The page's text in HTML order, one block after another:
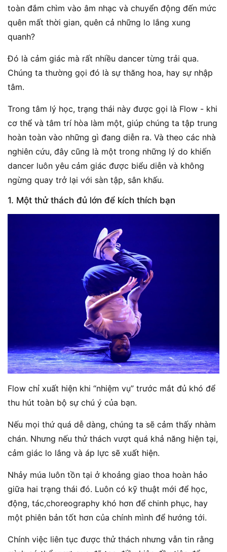
toàn đắm chìm vào âm nhạc và chuyển động đến mức
quên mất thời gian, quên cả những lo lắng xung
quanh?
Đó là cảm giác mà rất nhiều dancer từng trải qua.
Chúng ta thường gọi đó là sự thăng hoa, hay sự nhập
tâm.
Trong tâm lý học, trạng thái này được gọi là Flow - khi
cơ thể và tâm trí hòa làm một, giúp chúng ta tập trung
hoàn toàn vào những gì đang diễn ra. Và theo các nhà
nghiên cứu, đây cũng là một trong những lý do khiến
dancer luôn yêu cảm giác được biểu diễn và không
ngừng quay trở lại với sàn tập, sân khấu.
1. Một thử thách đủ lớn để kích thích bạn
Flow chỉ xuất hiện khi “nhiệm vụ” trước mắt đủ khó để
thu hút toàn bộ sự chú ý của bạn.
Nếu mọi thứ quá dễ dàng, chúng ta sẽ cảm thấy nhàm
chán. Nhưng nếu thử thách vượt quá khả năng hiện tại,
cảm giác lo lắng và áp lực sẽ xuất hiện.
Nhảy múa luôn tồn tại ở khoảng giao thoa hoàn hảo
giữa hai trạng thái đó. Luôn có kỹ thuật mới để học,
động, tác,choreography khó hơn để chinh phục, hay
một phiên bản tốt hơn của chính mình để hướng tới.
Chính việc liên tục được thử thách nhưng vẫn tin rằng